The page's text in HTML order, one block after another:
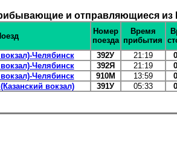
и отправляющиеся из
Номер
поезда
Время
прибытия
Челябинск
392У 21:19
Челябинск
392Я 21:19
Челябинск
910М 13:59
вокзал)
391У 05:33